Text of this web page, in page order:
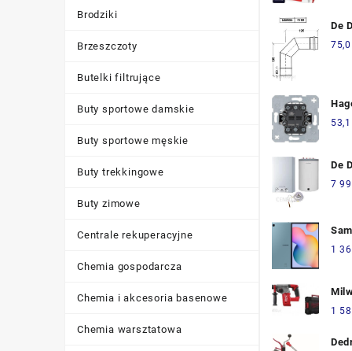
Brodziki
Brzeszczoty
Butelki filtrujące
Buty sportowe damskie
Buty sportowe męskie
Buty trekkingowe
Buty zimowe
Centrale rekuperacyjne
Chemia gospodarcza
Chemia i akcesoria basenowe
Chemia warsztatowa
De
80/
De
7
Tab
1
0X
1